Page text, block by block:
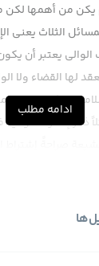
من أهمها لكن
الثلاث يعني
يعتبر أن
لها القضاء ولا
لكن مختلف
ذكر إشتراط
أن يكون رجلاً وكذلك
لم تذكر في
ادامه مطلب